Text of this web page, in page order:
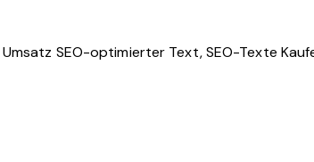
SEO-optimierter Text, SEO-Texte